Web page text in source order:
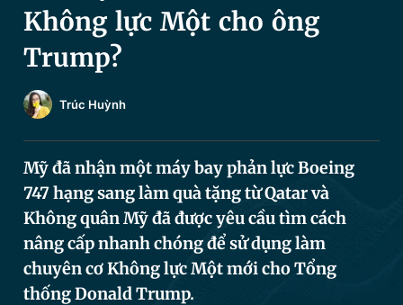
Sản phẩm khác
Thông tin tòa soạn
Đọc Thanh Niên trên điện thoại
Không lực Một cho ông
Trump?
Trúc Huỳnh
Mỹ đã nhận một máy bay phản lực Boeing
747 hạng sang làm quà tặng từ Qatar và
Không quân Mỹ đã được yêu cầu tìm cách
nâng cấp nhanh chóng để sử dụng làm
chuyên cơ Không lực Một mới cho Tổng
thống Donald Trump.